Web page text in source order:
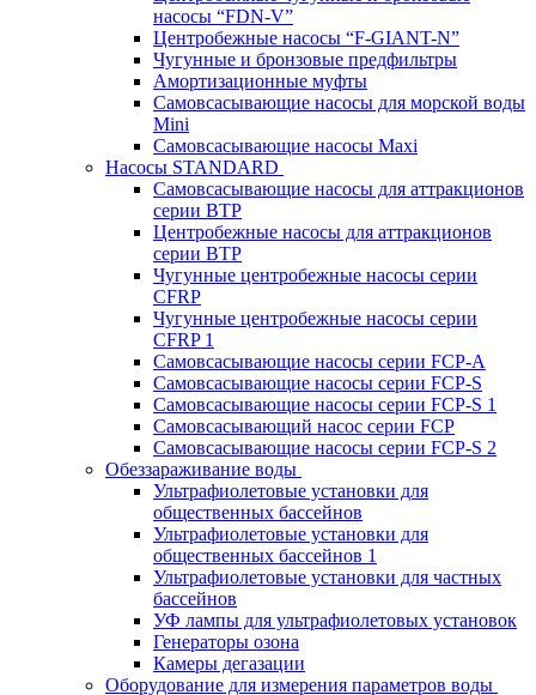
насосы “FDN-V”
Центробежные насосы “F-GIANT-N”
Чугунные и бронзовые предфильтры
Амортизационные муфты
Самовсасывающие насосы для морской воды
Mini
Самовсасывающие насосы Maxi
Насосы STANDARD
Самовсасывающие насосы для аттракционов
серии BTP
Центробежные насосы для аттракционов
серии BTP
Чугунные центробежные насосы серии
CFRP
Чугунные центробежные насосы серии
CFRP 1
Самовсасывающие насосы серии FCP-A
Самовсасывающие насосы серии FCP-S
Самовсасывающие насосы серии FCP-S 1
Самовсасывающий насос серии FCP
Самовсасывающие насосы серии FCP-S 2
Обеззараживание воды
Ультрафиолетовые установки для
общественных бассейнов
Ультрафиолетовые установки для
общественных бассейнов 1
Ультрафиолетовые установки для частных
бассейнов
УФ лампы для ультрафиолетовых установок
Генераторы озона
Камеры дегазации
Оборудование для измерения параметров воды